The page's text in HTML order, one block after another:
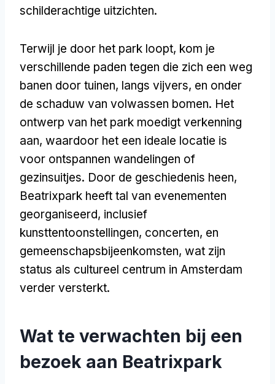
schilderachtige uitzichten.
Terwijl je door het park loopt, kom je
verschillende paden tegen die zich een weg
banen door tuinen, langs vijvers, en onder
de schaduw van volwassen bomen. Het
ontwerp van het park moedigt verkenning
aan, waardoor het een ideale locatie is
voor ontspannen wandelingen of
gezinsuitjes. Door de geschiedenis heen,
Beatrixpark heeft tal van evenementen
georganiseerd, inclusief
kunsttentoonstellingen, concerten, en
gemeenschapsbijeenkomsten, wat zijn
status als cultureel centrum in Amsterdam
verder versterkt.
Wat te verwachten bij een
bezoek aan Beatrixpark